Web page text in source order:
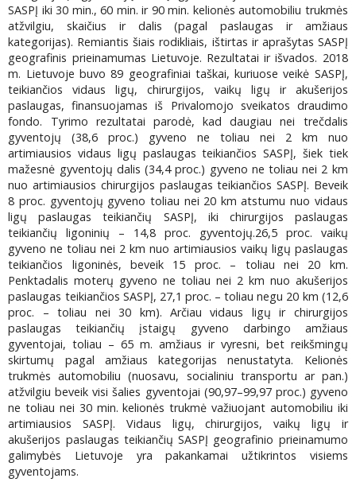
SASPĮ iki 30 min., 60 min. ir 90 min. kelionės automobiliu trukmės
atžvilgiu, skaičius ir dalis (pagal paslaugas ir amžiaus
kategorijas). Remiantis šiais rodikliais, ištirtas ir aprašytas SASPĮ
geografinis prieinamumas Lietuvoje. Rezultatai ir išvados. 2018
m. Lietuvoje buvo 89 geografiniai taškai, kuriuose veikė SASPĮ,
teikiančios vidaus ligų, chirurgijos, vaikų ligų ir akušerijos
paslaugas, finansuojamas iš Privalomojo sveikatos draudimo
fondo. Tyrimo rezultatai parodė, kad daugiau nei trečdalis
gyventojų (38,6 proc.) gyveno ne toliau nei 2 km nuo
artimiausios vidaus ligų paslaugas teikiančios SASPĮ, šiek tiek
mažesnė gyventojų dalis (34,4 proc.) gyveno ne toliau nei 2 km
nuo artimiausios chirurgijos paslaugas teikiančios SASPĮ. Beveik
8 proc. gyventojų gyveno toliau nei 20 km atstumu nuo vidaus
ligų paslaugas teikiančių SASPĮ, iki chirurgijos paslaugas
teikiančių ligoninių – 14,8 proc. gyventojų.26,5 proc. vaikų
gyveno ne toliau nei 2 km nuo artimiausios vaikų ligų paslaugas
teikiančios ligoninės, beveik 15 proc. – toliau nei 20 km.
Penktadalis moterų gyveno ne toliau nei 2 km nuo akušerijos
paslaugas teikiančios SASPĮ, 27,1 proc. – toliau negu 20 km (12,6
proc. – toliau nei 30 km). Arčiau vidaus ligų ir chirurgijos
paslaugas teikiančių įstaigų gyveno darbingo amžiaus
gyventojai, toliau – 65 m. amžiaus ir vyresni, bet reikšmingų
skirtumų pagal amžiaus kategorijas nenustatyta. Kelionės
trukmės automobiliu (nuosavu, socialiniu transportu ar pan.)
atžvilgiu beveik visi šalies gyventojai (90,97–99,97 proc.) gyveno
ne toliau nei 30 min. kelionės trukmė važiuojant automobiliu iki
artimiausios SASPĮ. Vidaus ligų, chirurgijos, vaikų ligų ir
akušerijos paslaugas teikiančių SASPĮ geografinio prieinamumo
galimybės Lietuvoje yra pakankamai užtikrintos visiems
gyventojams.